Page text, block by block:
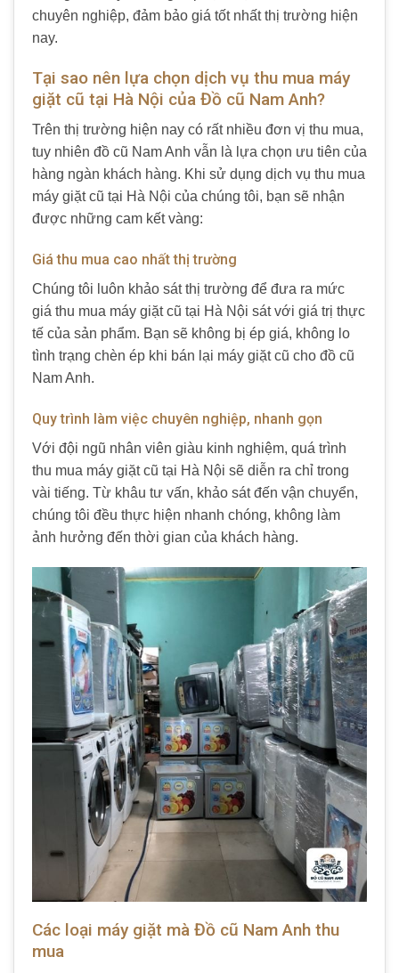
chuyên nghiệp, đảm bảo giá tốt nhất thị trường hiện
nay.
Tại sao nên lựa chọn dịch vụ thu mua máy
giặt cũ tại Hà Nội của Đồ cũ Nam Anh?
Trên thị trường hiện nay có rất nhiều đơn vị thu mua,
tuy nhiên đồ cũ Nam Anh vẫn là lựa chọn ưu tiên của
hàng ngàn khách hàng. Khi sử dụng dịch vụ thu mua
máy giặt cũ tại Hà Nội của chúng tôi, bạn sẽ nhận
được những cam kết vàng:
Giá thu mua cao nhất thị trường
Chúng tôi luôn khảo sát thị trường để đưa ra mức
giá thu mua máy giặt cũ tại Hà Nội sát với giá trị thực
tế của sản phẩm. Bạn sẽ không bị ép giá, không lo
tình trạng chèn ép khi bán lại máy giặt cũ cho đồ cũ
Nam Anh.
Quy trình làm việc chuyên nghiệp, nhanh gọn
Với đội ngũ nhân viên giàu kinh nghiệm, quá trình
thu mua máy giặt cũ tại Hà Nội sẽ diễn ra chỉ trong
vài tiếng. Từ khâu tư vấn, khảo sát đến vận chuyển,
chúng tôi đều thực hiện nhanh chóng, không làm
ảnh hưởng đến thời gian của khách hàng.
Các loại máy giặt mà Đồ cũ Nam Anh thu
mua